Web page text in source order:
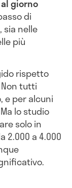
giorno
di
nelle
più
rispetto
tutti
e per alcuni
lo studio
solo in
2.000 a 4.000